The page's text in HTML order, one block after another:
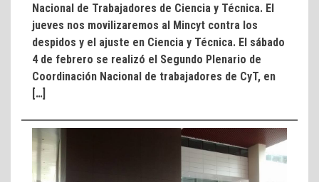
Nacional de Trabajadores de Ciencia y Técnica. El
jueves nos movilizaremos al Mincyt contra los
despidos y el ajuste en Ciencia y Técnica. El sábado
4 de febrero se realizó el Segundo Plenario de
Coordinación Nacional de trabajadores de CyT, en
[…]